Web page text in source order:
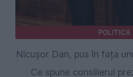
POLITICA
Nicușor Dan, pus în fața
Ce spune consilierul